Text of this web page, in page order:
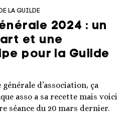
LA GUILDE
2024 : un
et une
pour la Guilde
d’association, ça
asso a sa recette mais voici
séance du 20 mars dernier.